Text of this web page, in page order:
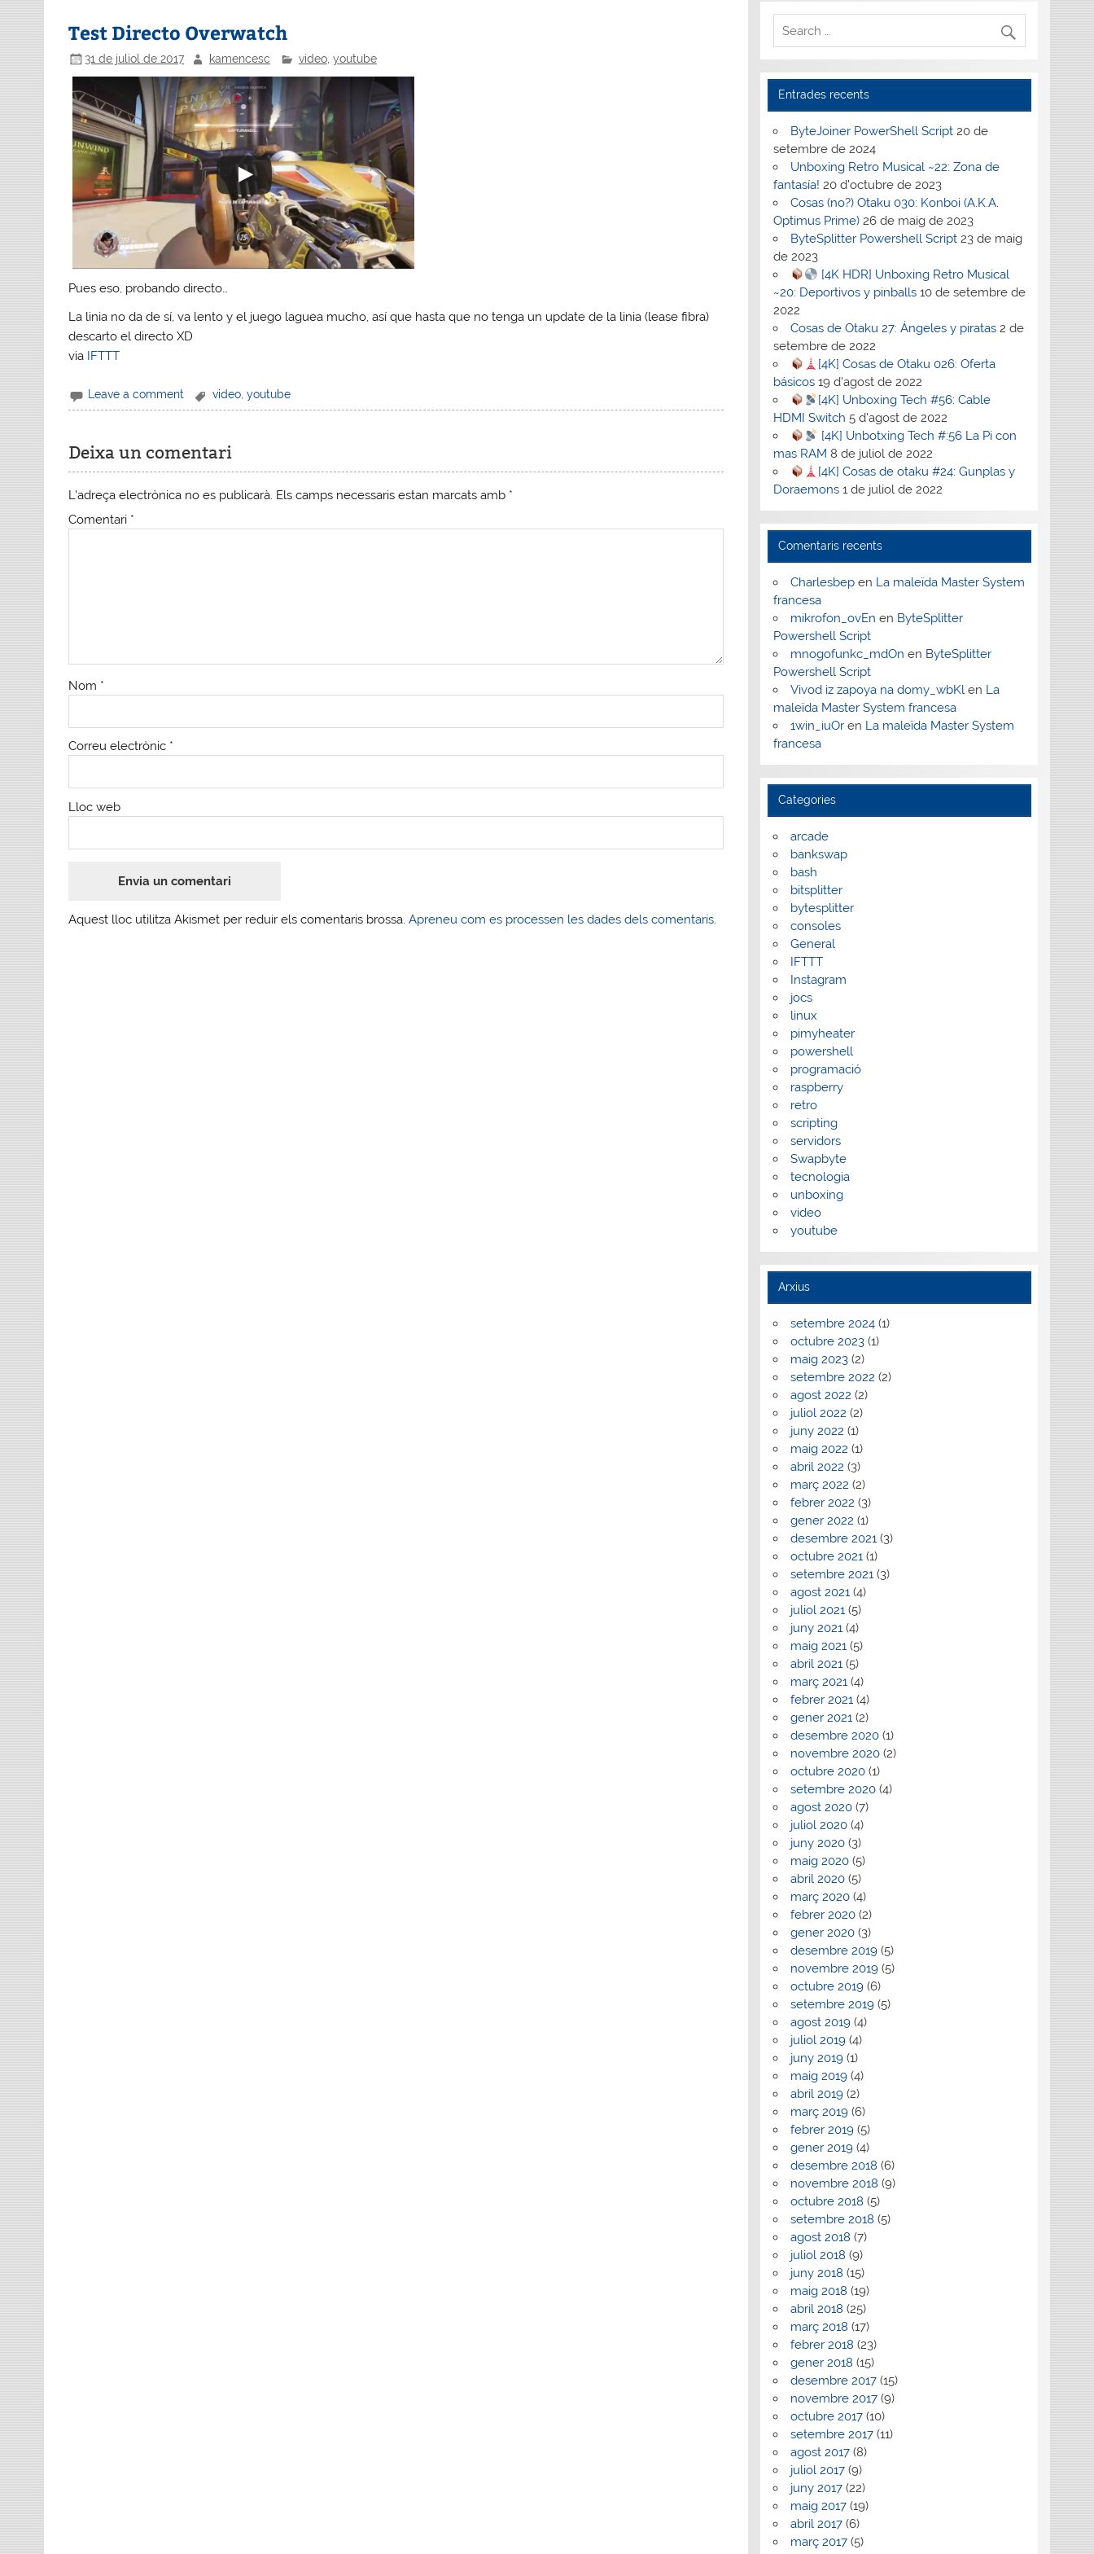
Test Directo Overwatch
31 de juliol de 2017 kamencesc video, youtube
Pues eso, probando directo…
La linia no da de sí, va lento y el juego laguea mucho, así que hasta que no tenga un update de la linia (lease fibra)
descarto el directo XD
via IFTTT
Leave a comment video, youtube
Deixa un comentari
L'adreça electrònica no es publicarà. Els camps necessaris estan marcats amb *
Comentari *
Nom *
Correu electrònic *
Lloc web
Aquest lloc utilitza Akismet per reduir els comentaris brossa.Apreneu com es processen les dades dels comentaris.
Entrades recents
ByteJoiner PowerShell Script 20 de
setembre de 2024
Unboxing Retro Musical ~22: Zona de
fantasía! 20 d'octubre de 2023
Cosas (no?) Otaku 030: Konboi (A.K.A.
Optimus Prime) 26 de maig de 2023
ByteSplitter Powershell Script 23 de maig
de 2023
[4K HDR] Unboxing Retro Musical
~20: Deportivos y pinballs 10 de setembre de
2022
Cosas de Otaku 27: Ángeles y piratas 2 de
setembre de 2022
[4K] Cosas de Otaku 026: Oferta
básicos 19 d'agost de 2022
[4K] Unboxing Tech #56: Cable
HDMI Switch 5 d'agost de 2022
[4K] Unbotxing Tech #:56 La Pi con
mas RAM 8 de juliol de 2022
[4K] Cosas de otaku #24: Gunplas y
Doraemons 1 de juliol de 2022
Comentaris recents
Charlesbepen La maleïda Master System
francesa
mikrofon_ovEn en ByteSplitter
Powershell Script
mnogofunkc_mdOn en ByteSplitter
Powershell Script
Vivod iz zapoya na domy_wbKlen La
maleïda Master System francesa
1win_iuOren La maleïda Master System
francesa
Categories
arcade
bankswap
bash
bitsplitter
bytesplitter
consoles
General
IFTTT
Instagram
jocs
linux
pimyheater
powershell
programació
raspberry
retro
scripting
servidors
Swapbyte
tecnologia
unboxing
video
youtube
Arxius
setembre 2024(1)
octubre 2023(1)
maig 2023(2)
setembre 2022 (2)
agost 2022 (2)
juliol 2022 (2)
juny 2022 (1)
maig 2022 (1)
abril 2022 (3)
març 2022 (2)
febrer 2022 (3)
gener 2022 (1)
desembre 2021(3)
octubre 2021(1)
setembre 2021(3)
agost 2021(4)
juliol 2021(5)
juny 2021(4)
maig 2021(5)
abril 2021(5)
març 2021(4)
febrer 2021(4)
gener 2021(2)
desembre 2020(1)
novembre 2020(2)
octubre 2020(1)
setembre 2020(4)
agost 2020(7)
juliol 2020(4)
juny 2020(3)
maig 2020(5)
abril 2020(5)
març 2020(4)
febrer 2020(2)
gener 2020(3)
desembre 2019(5)
novembre 2019(5)
octubre 2019(6)
setembre 2019(5)
agost 2019(4)
juliol 2019(4)
juny 2019(1)
maig 2019(4)
abril 2019(2)
març 2019(6)
febrer 2019(5)
gener 2019(4)
desembre 2018 (6)
novembre 2018 (9)
octubre 2018 (5)
setembre 2018 (5)
agost 2018 (7)
juliol 2018 (9)
juny 2018 (15)
maig 2018 (19)
abril 2018 (25)
març 2018 (17)
febrer 2018 (23)
gener 2018 (15)
desembre 2017(15)
novembre 2017(9)
octubre 2017(10)
setembre 2017(11)
agost 2017(8)
juliol 2017(9)
juny 2017(22)
maig 2017(19)
abril 2017(6)
març 2017(5)